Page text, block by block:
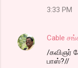
3:33 PM
Cable
/கவிஞர்
பாஸ்?//